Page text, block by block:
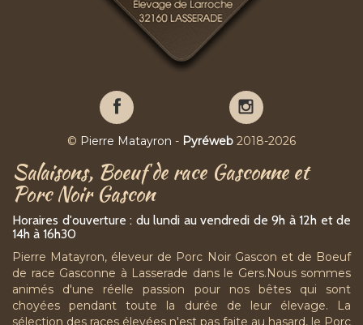
Pierre
sur
Pierre
sur
© Pierre Matayron - Pyréweb2018-2026
Salaisons, Boeuf de race Gasconne et
Porc Noir Gascon
Horaires d'ouverture : du lundi au vendredi de 9h à 12h et de
14h à 16h30
Pierre Matayron, éleveur de Porc Noir Gascon et de Boeuf
de race Gasconne à Lasserade dans le Gers.Nous sommes
animés d'une réelle passion pour nos bêtes qui sont
choyées pendant toute la durée de leur élevage. La